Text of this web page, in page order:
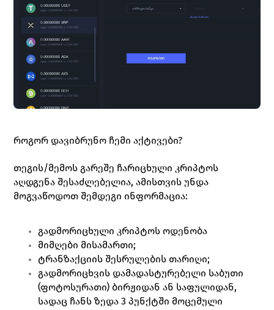
როგორ დავიბრუნო ჩემი აქტივები?
თეგის/მემოს გარეშე ჩარიცხული კრიპტოს
აღდგენა შესაძლებელია, ამისთვის უნდა
მოგვაწოდოთ შემდეგი ინფორმაცია:
გადმორიცხული კრიპტოს ოდენობა
მიმღები მისამართი;
ტრანზაქციის შესრულების თარიღი;
გადმორიცხვის დამადასტურებელი საბუთი
(ფოტოსურათი) ბირჟიდან ან საფულიდან,
სადაც ჩანს ზედა 3 პუნქტში მოცემული